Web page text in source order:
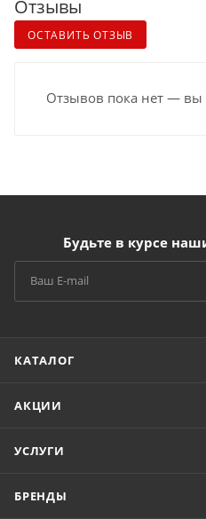
Отзывы
ОСТАВИТЬ ОТЗЫВ
Отзывов пока нет —
Будьте в курсе
КАТАЛОГ
АКЦИИ
УСЛУГИ
БРЕНДЫ